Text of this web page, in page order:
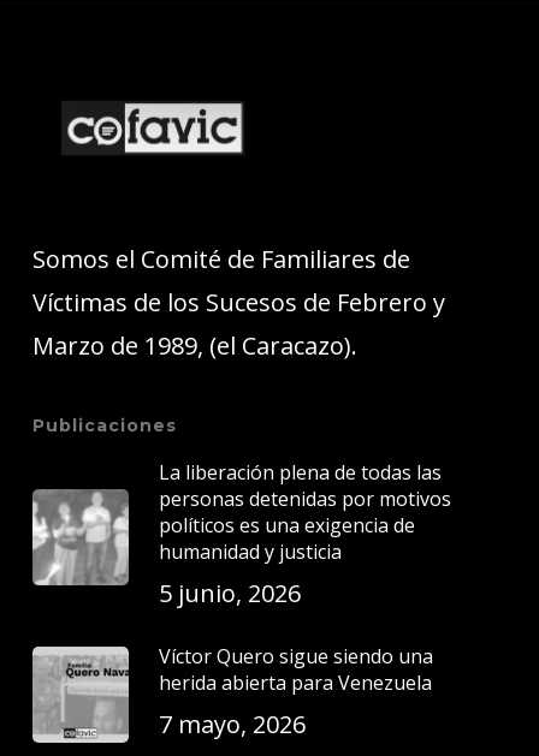
Somos el Comité de Familiares de
Víctimas de los Sucesos de Febrero y
Marzo de 1989, (el Caracazo).
Publicaciones
La liberación plena de todas las
personas detenidas por motivos
políticos es una exigencia de
humanidad y justicia
5 junio, 2026
Víctor Quero sigue siendo una
herida abierta para Venezuela
7 mayo, 2026